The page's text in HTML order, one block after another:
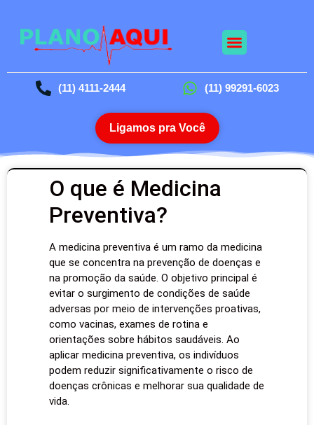
(11) 4111-2444 (11) 99291-6023
Ligamos pra Você
O que é Medicina
Preventiva?
A medicina preventiva é um ramo da medicina
que se concentra na prevenção de doenças e
na promoção da saúde. O objetivo principal é
evitar o surgimento de condições de saúde
adversas por meio de intervenções proativas,
como vacinas, exames de rotina e
orientações sobre hábitos saudáveis. Ao
aplicar medicina preventiva, os indivíduos
podem reduzir significativamente o risco de
doenças crônicas e melhorar sua qualidade de
vida.